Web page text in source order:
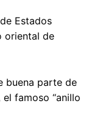
Estados
oriental de
buena parte de
famoso “anillo